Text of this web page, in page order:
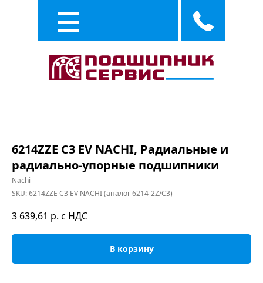
6214ZZE C3 EV NACHI, Радиальные и
радиально-упорные подшипники
Nachi
SKU:6214ZZE C3 EV NACHI (аналог 6214-2Z/C3)
3 639,61 р. с НДС
В корзину